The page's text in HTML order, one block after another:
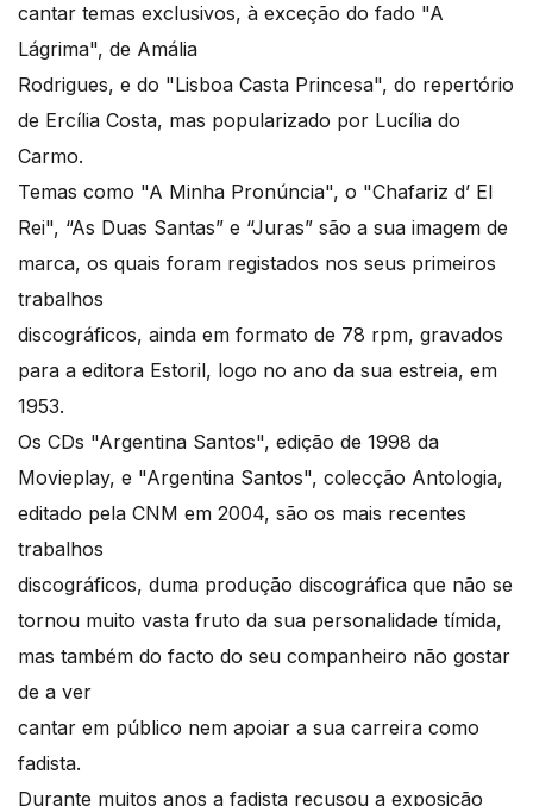
cantar temas exclusivos, à exceção do fado "A
Lágrima", de Amália
Rodrigues, e do "Lisboa Casta Princesa", do repertório
de Ercília Costa, mas popularizado por Lucília do
Carmo.
Temas como "A Minha Pronúncia", o "Chafariz d’ El
Rei", “As Duas Santas” e “Juras” são a sua imagem de
marca, os quais foram registados nos seus primeiros
trabalhos
discográficos, ainda em formato de 78 rpm, gravados
para a editora Estoril, logo no ano da sua estreia, em
1953.
Os CDs "Argentina Santos", edição de 1998 da
Movieplay, e "Argentina Santos", colecção Antologia,
editado pela CNM em 2004, são os mais recentes
trabalhos
discográficos, duma produção discográfica que não se
tornou muito vasta fruto da sua personalidade tímida,
mas também do facto do seu companheiro não gostar
de a ver
cantar em público nem apoiar a sua carreira como
fadista.
Durante muitos anos a fadista recusou a exposição